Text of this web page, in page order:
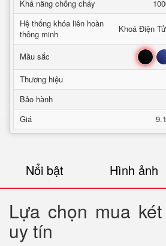
Khả năng chống cháy
Hệ thống khóa liên hoàn
thông minh
Khoá Điện
Mầu sắc Đen
Thương hiệu
Bảo hành
Giá
Nổi bật Hình ảnh
Lựa chọn mua
uy tín